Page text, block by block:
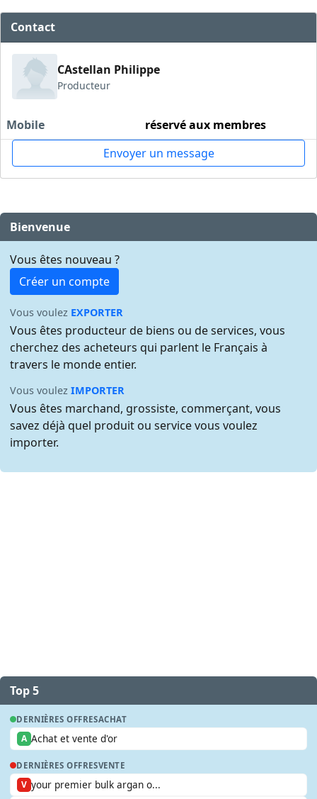
Contact
CAstellan Philippe
Producteur
Mobile
réservé aux membres
Envoyer un message
Bienvenue
Vous êtes nouveau ?
Créer un compte
Vous voulez EXPORTER
Vous êtes producteur de biens ou de services, vous
cherchez des acheteurs qui parlent le Français à
travers le monde entier.
Vous voulezIMPORTER
Vous êtes marchand, grossiste, commerçant, vous
savez déjà quel produit ou service vous voulez
importer.
Top 5
DERNIÈRES OFFRESACHAT
A Achat et vente d'or
DERNIÈRES OFFRESVENTE
V your premier bulk argan o...